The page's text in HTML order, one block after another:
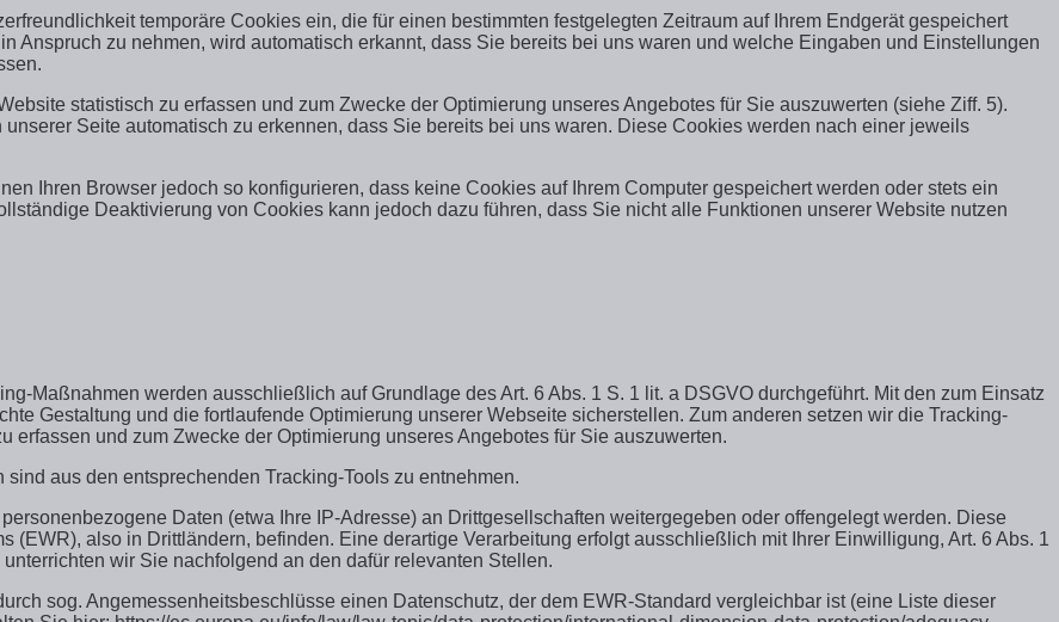
temporäre Cookies ein, die für einen bestimmten festgelegten Zeitraum auf Ihrem Endgerät gespeichert
Anspruch zu nehmen, wird automatisch erkannt, dass Sie bereits bei uns waren und welche Eingaben und Einstellungen
statistisch zu erfassen und zum Zwecke der Optimierung unseres Angebotes für Sie auszuwerten (siehe Ziff. 5).
Seite automatisch zu erkennen, dass Sie bereits bei uns waren. Diese Cookies werden nach einer jeweils
Ihren Browser jedoch so konfigurieren, dass keine Cookies auf Ihrem Computer gespeichert werden oder stets ein
Deaktivierung von Cookies kann jedoch dazu führen, dass Sie nicht alle Funktionen unserer Website nutzen
Maßnahmen werden ausschließlich auf Grundlage des Art. 6 Abs. 1 S. 1 lit. a DSGVO durchgeführt. Mit den zum Einsatz
Gestaltung und die fortlaufende Optimierung unserer Webseite sicherstellen. Zum anderen setzen wir die Tracking-
erfassen und zum Zwecke der Optimierung unseres Angebotes für Sie auszuwerten.
aus den entsprechenden Tracking-Tools zu entnehmen.
Daten (etwa Ihre IP-Adresse) an Drittgesellschaften weitergegeben oder offengelegt werden. Diese
(EWR), also in Drittländern, befinden. Eine derartige Verarbeitung erfolgt ausschließlich mit Ihrer Einwilligung, Art. 6 Abs. 1
wir Sie nachfolgend an den dafür relevanten Stellen.
sog. Angemessenheitsbeschlüsse einen Datenschutz, der dem EWR-Standard vergleichbar ist (eine Liste dieser